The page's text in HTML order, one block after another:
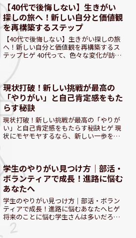
【40代で後悔しない】生きがい
探しの旅へ！新しい自分と価値観
を再構築するステップ
【40代で後悔しない】生きがい探しの旅
へ！新しい自分と価値観を再構築するス
テップヒゲ 40代って、色々な変化が訪れ
る時期だよな。 ヒゲ ここで立ち止まっ
て、自分を見つめ直すことが大切なん
だ。 「このままでいいの？」40代が抱え
る漠然とした不...
現状打破！新しい挑戦が最高の
「やりがい」と自己肯定感をもた
らす秘訣
現状打破！新しい挑戦が最高の「やりが
い」と自己肯定感をもたらす秘訣ヒゲ 現
状にモヤモヤするなら、新しい一歩を踏
由日々のルーティンに埋もれ、心の奥底
で「このままで良いの...
学生のやりがい見つけ方｜部活・
ボランティアで成長！進路に悩む
あなたへ
学生のやりがい見つけ方｜部活・ボラン
ティアで成長！進路に悩むあなたへヒゲ
将来のことに悩む学生さんは多いだろう
な。やりがいを見つけるヒントがある
ぞ。 進路に悩む学生へ｜「やりがい」を